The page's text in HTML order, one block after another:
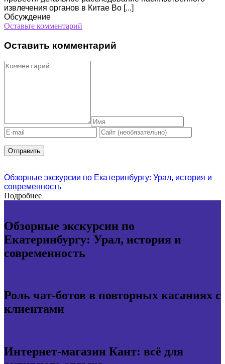
извлечения органов в Китае Во [...]
Обсуждение
Оставьте комментарий
Оставить комментарий
Обзорные экскурсии по Екатеринбургу: Урал, история и
современность
Подробнее
Обзорные экскурсии по
Екатеринбургу: Урал, история и
современность
Роль чат-ботов в повторных касаниях с
клиентами
Интернет-магазин Кант: всё для